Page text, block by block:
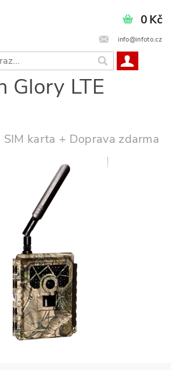
info@infoto.cz
0 Kč
Glory LTE
karta + Doprava zdarma